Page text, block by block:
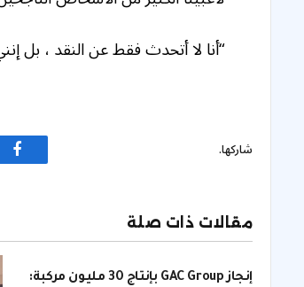
“أنا لا أتحدث فقط عن النقد ، بل
شاركها.
مقالات ذات صلة
إنجاز GAC Group بإنتاج 30 مليون مركبة: